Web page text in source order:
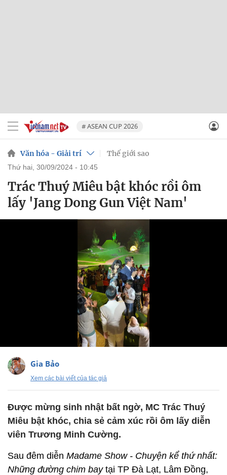
# ASEAN CUP 2026
Văn hóa - Giải trí Thế giới sao
thứ hai, 30/09/2024 - 10:45
Trác Thuý Miêu bật khóc rồi ôm
lấy 'Jang Dong Gun Việt Nam'
Gia Bảo
Xem các bài viết của tác giả
Được mừng sinh nhật bất ngờ, MC Trác Thuý
Miêu bật khóc, chia sẻ cảm xúc rồi ôm lấy diễn
viên Trương Minh Cường.
Sau đêm diễn Madame Show - Chuyện kể thứ nhất:
Những đường chim baytại TP Đà Lạt, Lâm Đồng,